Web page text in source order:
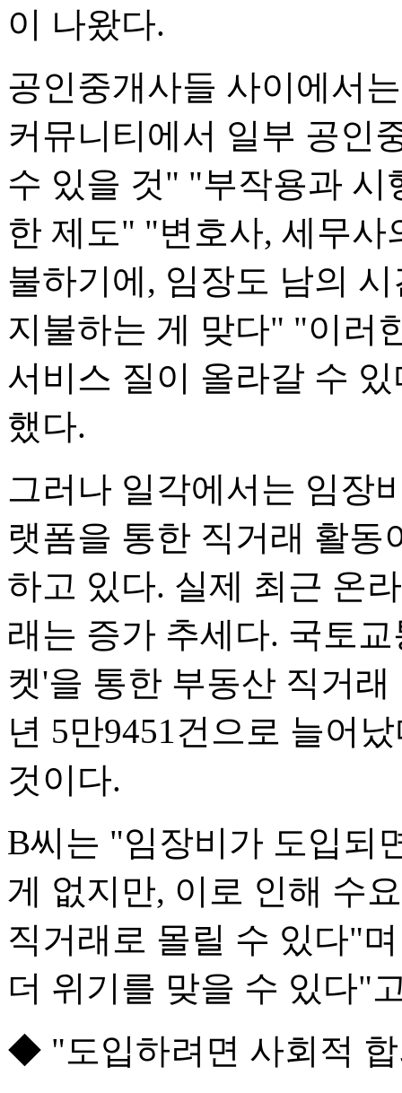
이 나왔다.
공인중개사들 사이에서
커뮤니티에서 일부 공인
수 있을 것" "부작용과
한 제도" "변호사, 세무
불하기에, 임장도 남의
지불하는 게 맞다" "이러
서비스 질이 올라갈 수
했다.
그러나 일각에서는 임장
랫폼을 통한 직거래 활
하고 있다. 실제 최근 온
래는 증가 추세다. 국토
켓'을 통한 부동산 직거래
년 5만9451건으로 늘어
것이다.
B씨는 "임장비가 도입되
게 없지만, 이로 인해 수
직거래로 몰릴 수 있다"
더 위기를 맞을 수 있다"
◆ "도입하려면 사회적